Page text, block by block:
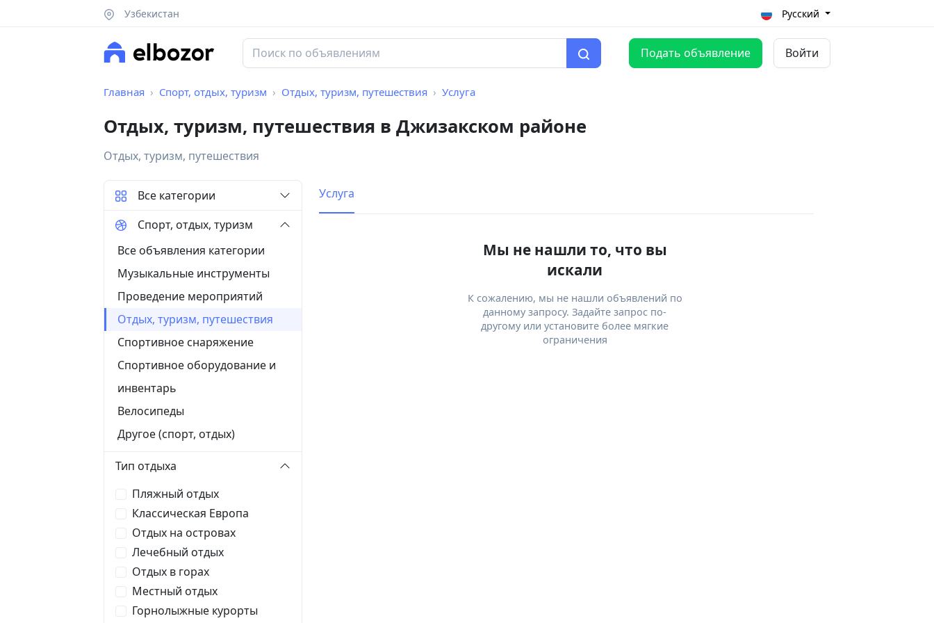
Узбекистан Русский
Подать объявление Войти
Главная Спорт, отдых, туризм Отдых, туризм, путешествия Услуга
Отдых, туризм, путешествия в Джизакском районе
Отдых, туризм, путешествия
Услуга
Мы не нашли то, что вы
искали
К сожалению, мы не нашли объявлений по
данному запросу. Задайте запрос по-
другому или установите более мягкие
ограничения
Все категории
Спорт, отдых, туризм
Все объявления категории
Музыкальные инструменты
Проведение мероприятий
Отдых, туризм, путешествия
Спортивное снаряжение
Спортивное оборудование и
инвентарь
Велосипеды
Другое (спорт, отдых)
Тип отдыха
Пляжный отдых
Классическая Европа
Отдых на островах
Лечебный отдых
Отдых в горах
Местный отдых
Горнолыжные курорты